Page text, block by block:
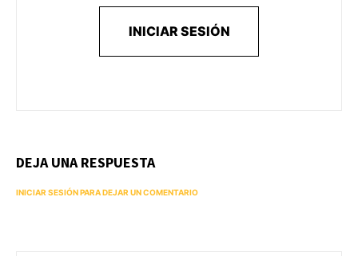
INICIAR SESIÓN
DEJA UNA RESPUESTA
INICIAR SESIÓN PARA DEJAR UN COMENTARIO